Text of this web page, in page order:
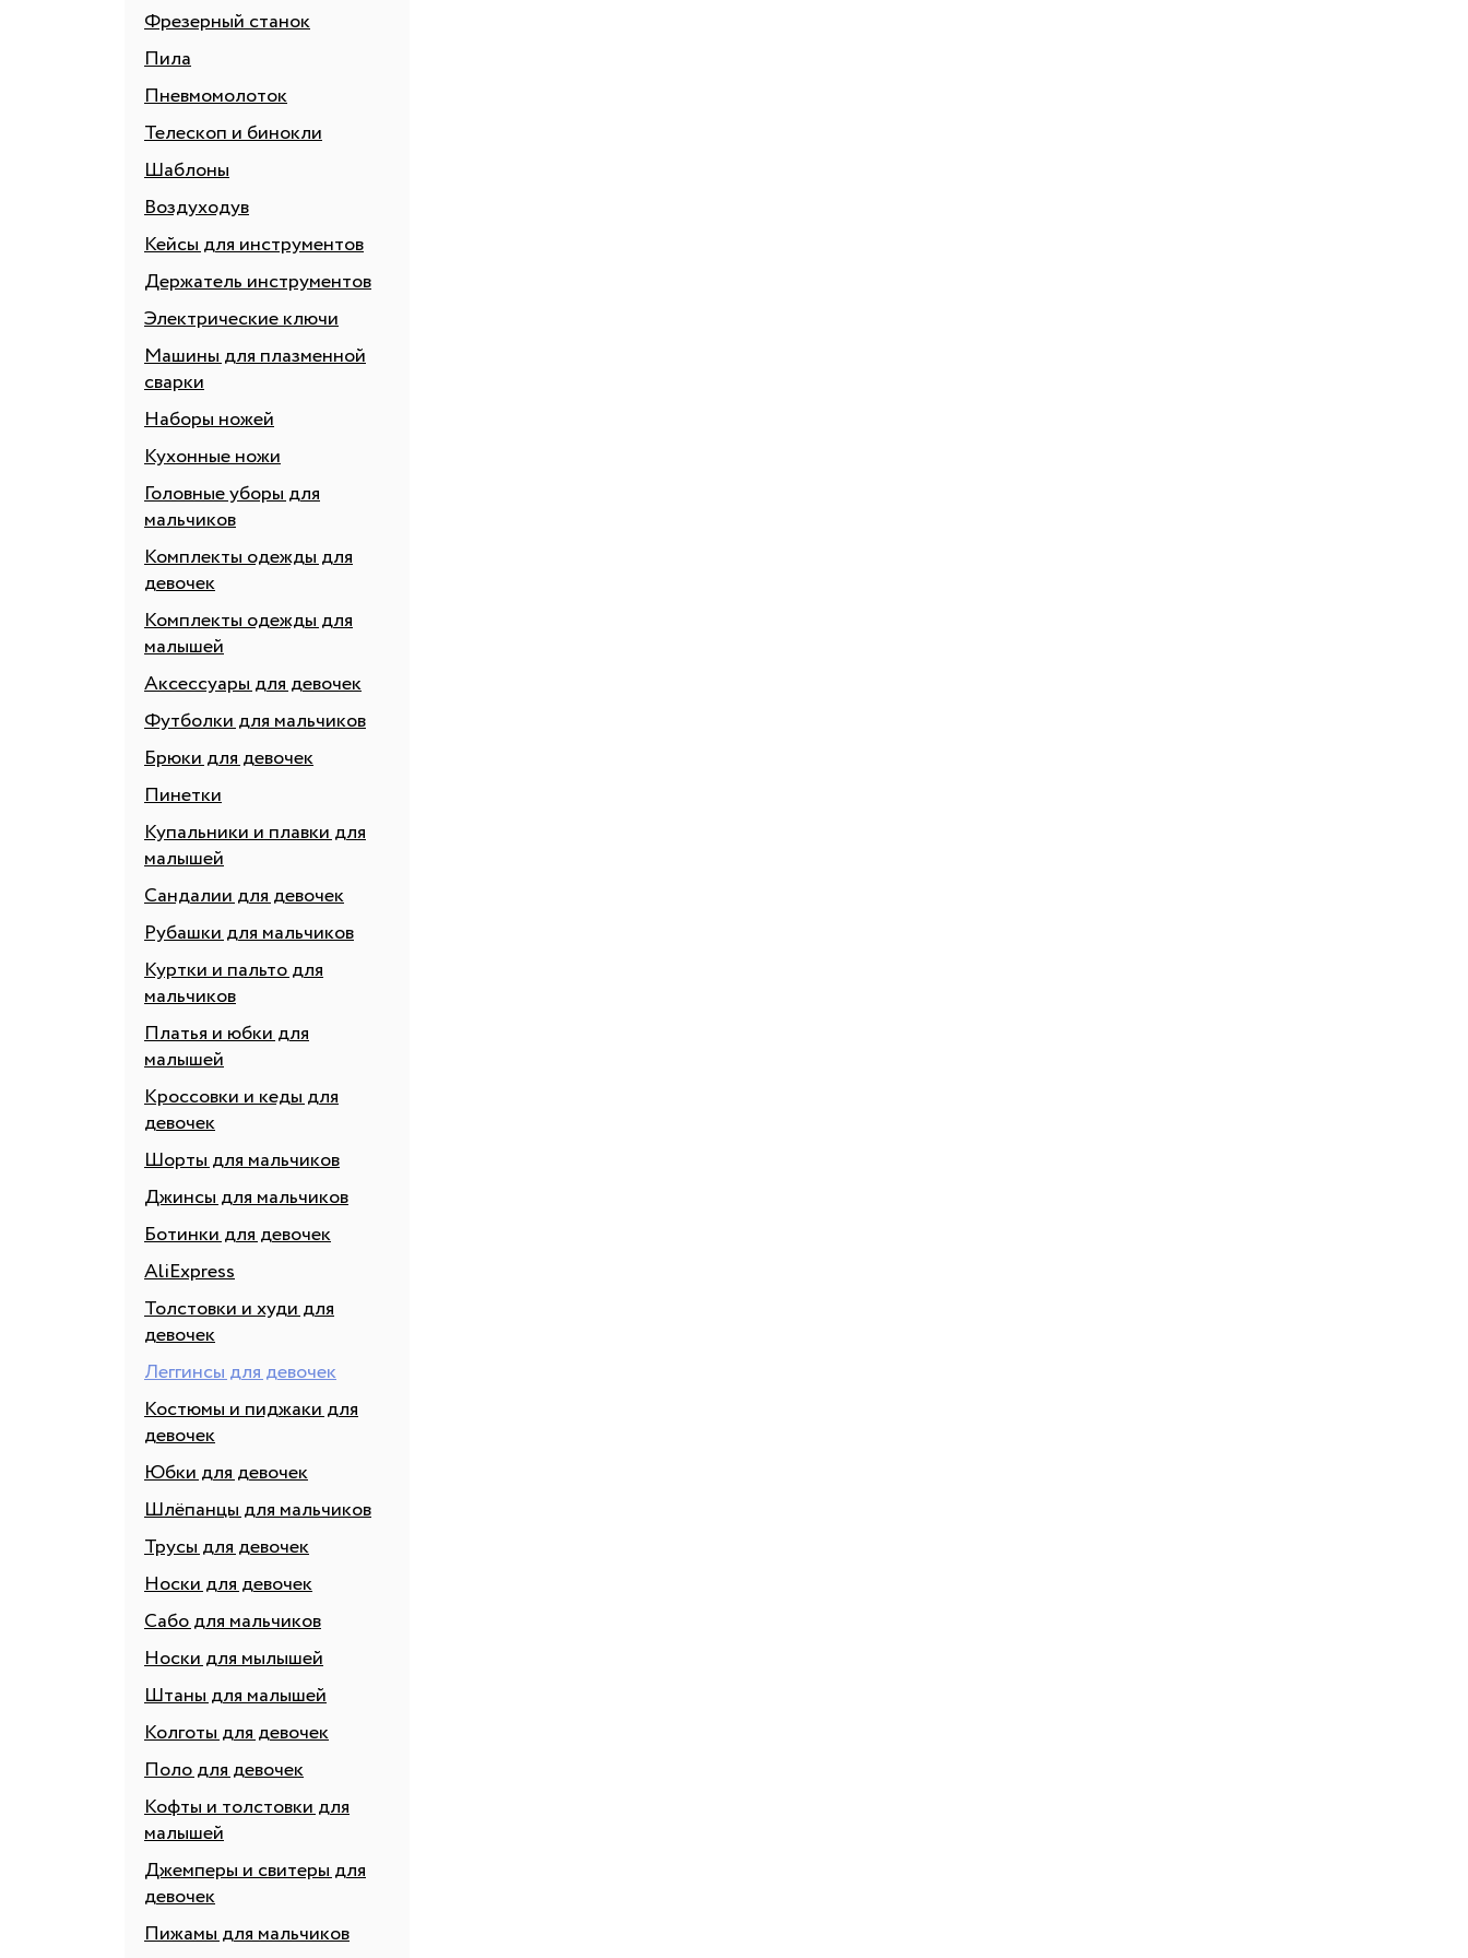
Фрезерный станок
Пила
Пневмомолоток
Телескоп и бинокли
Шаблоны
Воздуходув
Кейсы для инструментов
Держатель инструментов
Электрические ключи
Машины для плазменной
сварки
Наборы ножей
Кухонные ножи
Головные уборы для
мальчиков
Комплекты одежды для
девочек
Комплекты одежды для
малышей
Аксессуары для девочек
Футболки для мальчиков
Брюки для девочек
Пинетки
Купальники и плавки для
малышей
Сандалии для девочек
Рубашки для мальчиков
Куртки и пальто для
мальчиков
Платья и юбки для
малышей
Кроссовки и кеды для
девочек
Шорты для мальчиков
Джинсы для мальчиков
Ботинки для девочек
AliExpress
Толстовки и худи для
девочек
Леггинсы для девочек
Костюмы и пиджаки для
девочек
Юбки для девочек
Шлёпанцы для мальчиков
Трусы для девочек
Носки для девочек
Сабо для мальчиков
Носки для мылышей
Штаны для малышей
Колготы для девочек
Поло для девочек
Кофты и толстовки для
малышей
Джемперы и свитеры для
девочек
Пижамы для мальчиков